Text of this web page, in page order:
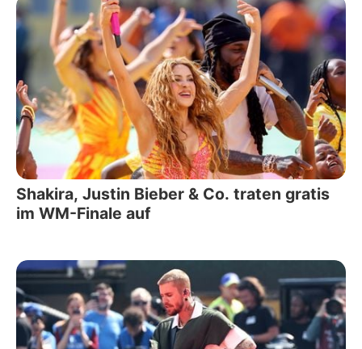
Shakira, Justin Bieber & Co. traten gratis
im WM-Finale auf